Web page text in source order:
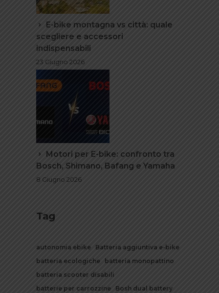
E-bike montagna vs città: quale
scegliere e accessori
indispensabili
23 Giugno 2026
Motori per E-bike: confronto tra
Bosch, Shimano, Bafang e Yamaha
8 Giugno 2026
Tag
autonomia ebike
Batteria aggiuntiva e-bike
batteria ecologiche
batteria monopattino
batteria scooter disabili
batterie per carrozzine
Bosh dual battery